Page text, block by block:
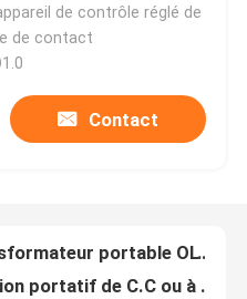
de contrôle réglé de
de contact
Contact
Test en ligne du transformateur portable OLTC sur charge
Le meilleur essayeur de tension claque d'huile de transformateur des prix 100kv de Bdv-II
Appareil de contrôle fiable 60kv 80kv 100kv de l'huile IEC60156 de laboratoire chaud de vente de BDV-I